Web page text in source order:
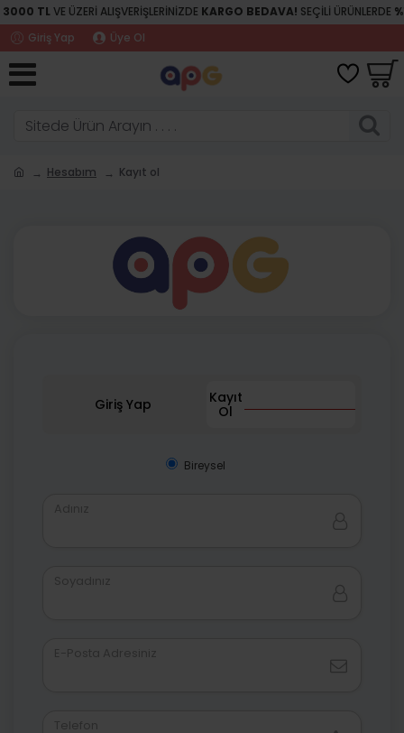
3000 TLVE ÜZERİ ALIŞVERİŞLERİNİZDE KARGO BEDAVA! SEÇİLİ ÜRÜNLERDE
Giriş Yap
Üye Ol
Hesabım Kayıt ol
Giriş Yap
Kayıt
Ol
Bireysel